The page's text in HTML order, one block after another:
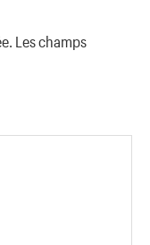
Les champs